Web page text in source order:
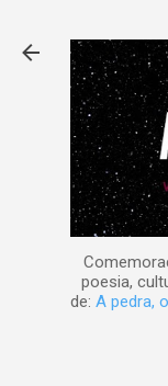
poesia,
de: A pedra,